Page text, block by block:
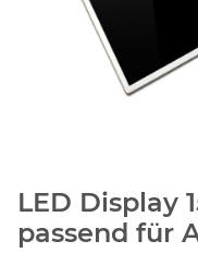
LED Display
passend für